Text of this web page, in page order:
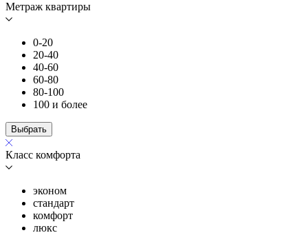
Метраж квартиры
0-20
20-40
40-60
60-80
80-100
100 и более
Выбрать
Класс комфорта
эконом
стандарт
комфорт
люкс